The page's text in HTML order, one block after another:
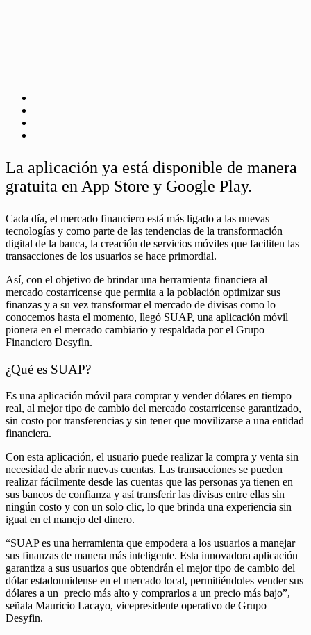
La aplicación ya está disponible de manera
gratuita en App Store y Google Play.
Cada día, el mercado financiero está más ligado a las nuevas
tecnologías y como parte de las tendencias de la transformación
digital de la banca, la creación de servicios móviles que faciliten las
transacciones de los usuarios se hace primordial.
Así, con el objetivo de brindar una herramienta financiera al
mercado costarricense que permita a la población optimizar sus
finanzas y a su vez transformar el mercado de divisas como lo
conocemos hasta el momento, llegó SUAP, una aplicación móvil
pionera en el mercado cambiario y respaldada por el Grupo
Financiero Desyfin.
¿Qué es SUAP?
Es una aplicación móvil para comprar y vender dólares en tiempo
real, al mejor tipo de cambio del mercado costarricense garantizado,
sin costo por transferencias y sin tener que movilizarse a una entidad
financiera.
Con esta aplicación, el usuario puede realizar la compra y venta sin
necesidad de abrir nuevas cuentas. Las transacciones se pueden
realizar fácilmente desde las cuentas que las personas ya tienen en
sus bancos de confianza y así transferir las divisas entre ellas sin
ningún costo y con un solo clic, lo que brinda una experiencia sin
igual en el manejo del dinero.
“SUAP es una herramienta que empodera a los usuarios a manejar
sus finanzas de manera más inteligente. Esta innovadora aplicación
garantiza a sus usuarios que obtendrán el mejor tipo de cambio del
dólar estadounidense en el mercado local, permitiéndoles vender sus
dólares a un precio más alto y comprarlos a un precio más bajo”,
señala Mauricio Lacayo, vicepresidente operativo de Grupo
Desyfin.